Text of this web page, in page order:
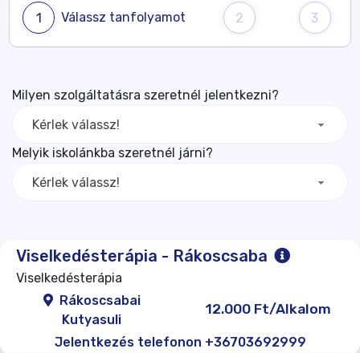
1 Válassz tanfolyamot 2 3
Milyen szolgáltatásra szeretnél jelentkezni?
Kérlek válassz!
Melyik iskolánkba szeretnél járni?
Kérlek válassz!
Viselkedésterápia - Rákoscsaba
Viselkedésterápia
Rákoscsabai
Kutyasuli
12.000 Ft/Alkalom
Jelentkezés telefonon +36703692999